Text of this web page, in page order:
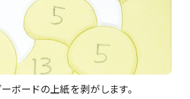
ボードの上紙を剥がします。